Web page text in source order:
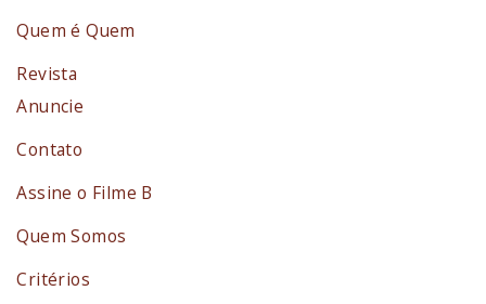
Quem é Quem
Revista
Anuncie
Contato
Assine o Filme B
Quem Somos
Critérios